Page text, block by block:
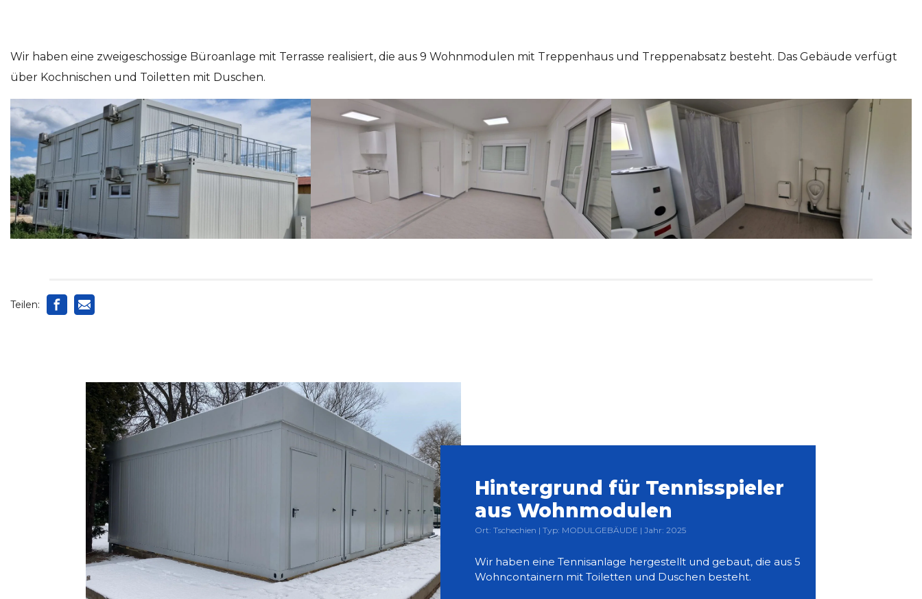
Wir haben eine zweigeschossige Büroanlage mit Terrasse realisiert, die aus 9 Wohnmodulen mit Treppenhaus und Treppenabsatz besteht. Das Gebäude verfügt
über Kochnischen und Toiletten mit Duschen.
Teilen:
Hintergrund für Tennisspieler
aus Wohnmodulen
Ort: Tschechien | Typ: MODULGEBÄUDE | Jahr: 2025
Wir haben eine Tennisanlage hergestellt und gebaut, die aus 5
Wohncontainern mit Toiletten und Duschen besteht.